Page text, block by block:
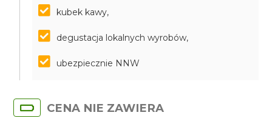
kubek kawy,
degustacja lokalnych wyrobów,
ubezpiecznie NNW
CENA NIE ZAWIERA